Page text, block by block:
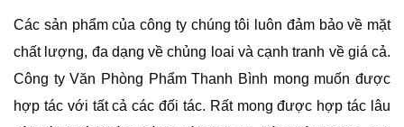
Các sản phẩm của công ty chúng tôi luôn đảm bảo về mặt
chất lượng, đa dạng về chủng loai và cạnh tranh về giá cả.
Công ty Văn Phòng Phẩm Thanh Bình mong muốn được
hợp tác với tất cả các đối tác. Rất mong được hợp tác lâu